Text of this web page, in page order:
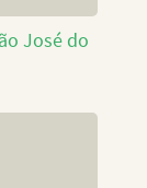
José do